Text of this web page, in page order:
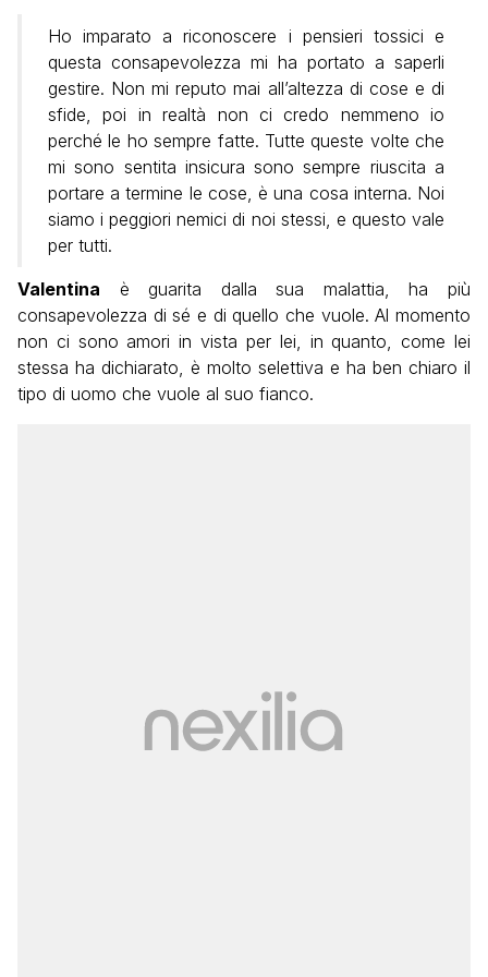
Ho imparato a riconoscere i pensieri tossici e
questa consapevolezza mi ha portato a saperli
gestire. Non mi reputo mai all’altezza di cose e di
sfide, poi in realtà non ci credo nemmeno io
perché le ho sempre fatte. Tutte queste volte che
mi sono sentita insicura sono sempre riuscita a
portare a termine le cose, è una cosa interna. Noi
siamo i peggiori nemici di noi stessi, e questo vale
per tutti.
Valentina è guarita dalla sua malattia, ha più
consapevolezza di sé e di quello che vuole. Al momento
non ci sono amori in vista per lei, in quanto, come lei
stessa ha dichiarato, è molto selettiva e ha ben chiaro il
tipo di uomo che vuole al suo fianco.